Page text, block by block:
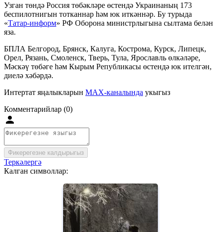
Узган төндә Россия төбәкләре өстендә Украинаның 173
беспилотнигын тотканнар һәм юк иткәннәр. Бу турыда
«Татар-информ» РФ Оборона министрлыгына сылтама белән
яза.
БПЛА Белгород, Брянск, Калуга, Кострома, Курск, Липецк,
Орел, Рязань, Смоленск, Тверь, Тула, Ярославль өлкәләре,
Мәскәү төбәге һәм Кырым Републикасы өстендә юк ителгән,
диелә хәбәрдә.
Интертат яңалыкларын MAX-каналында укыгыз
Комментарийлар (0)
Фикерегезне калдырыгыз
Теркәлергә
Калган символлар: